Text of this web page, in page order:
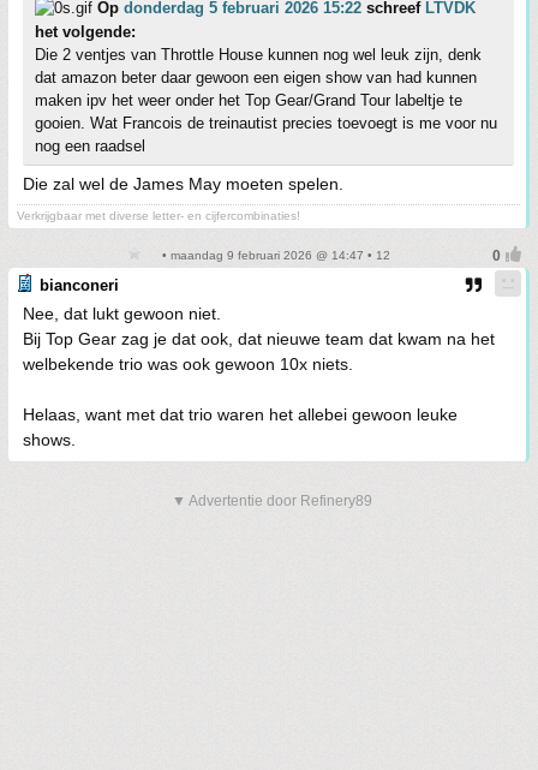
Op donderdag 5 februari 2026 15:22 schreef LTVDK
het volgende:
Die 2 ventjes van Throttle House kunnen nog wel leuk zijn, denk
dat amazon beter daar gewoon een eigen show van had kunnen
maken ipv het weer onder het Top Gear/Grand Tour labeltje te
gooien. Wat Francois de treinautist precies toevoegt is me voor nu
nog een raadsel
Die zal wel de James May moeten spelen.
Verkrijgbaar met diverse letter- en cijfercombinaties!
• maandag 9 februari 2026 @ 14:47 • 12
bianconeri
Nee, dat lukt gewoon niet.
Bij Top Gear zag je dat ook, dat nieuwe team dat kwam na het
welbekende trio was ook gewoon 10x niets.
Helaas, want met dat trio waren het allebei gewoon leuke
shows.
▼ Advertentie door Refinery89